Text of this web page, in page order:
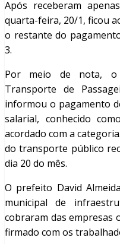
Após receberam
quarta-feira, 20/1, ficou
o restante do
3.
Por meio de nota, o
Transporte de
informou o pagamento
salarial, conhecido
acordado com a
do transporte público
dia 20 do mês.
O prefeito David
municipal de
cobraram das empresas
firmado com os